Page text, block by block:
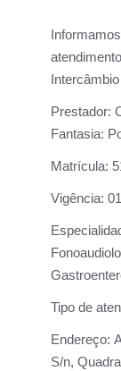
Prestador:
Fantasia:
Matrícula:
Vigência:
Tipo de
Endereço:
S/n,